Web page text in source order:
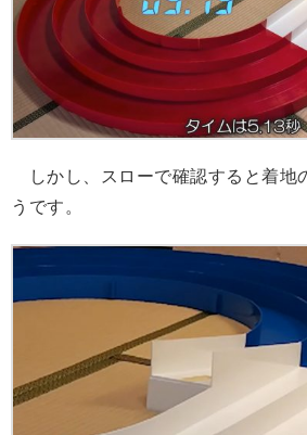
しかし、スローで確認すると着地
うです。